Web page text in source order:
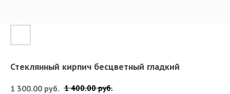
Стеклянный кирпич бесцветный гладкий
1 300.00 руб. 1 400.00 руб.